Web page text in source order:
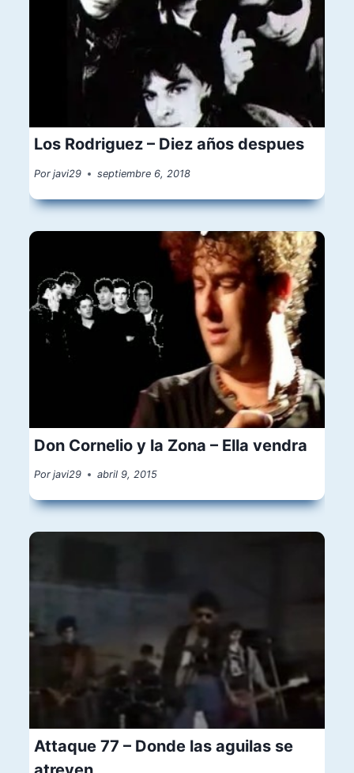
Los Rodriguez – Diez años despues
Por javi29 septiembre 6, 2018
Don Cornelio y la Zona – Ella vendra
Por javi29 abril 9, 2015
Attaque 77 – Donde las aguilas se